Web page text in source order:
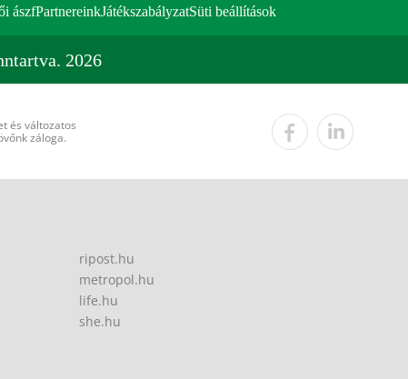
ászfPartnereinkJátékszabályzatSüti beállítások
2026
és változatos
záloga.
ripost.hu
metropol.hu
life.hu
she.hu